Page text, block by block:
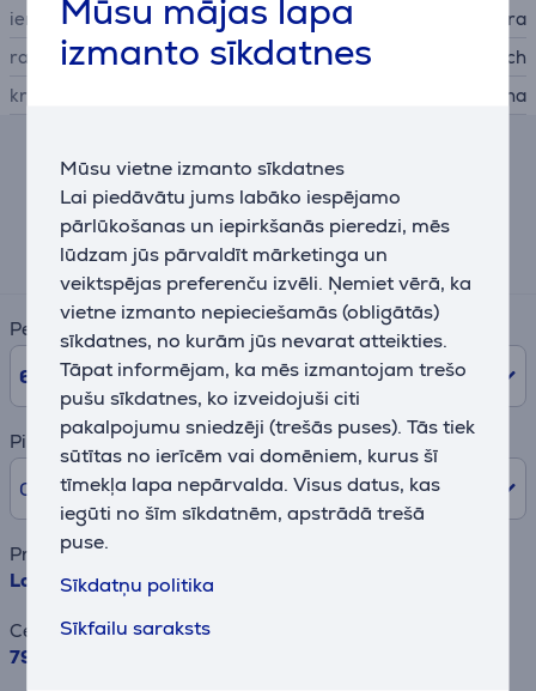
Mūsu mājas lapa
izmanto sīkdatnes
Mūsu vietne izmanto sīkdatnes
Lai piedāvātu jums labāko iespējamo
pārlūkošanas un iepirkšanās pieredzi, mēs
lūdzam jūs pārvaldīt mārketinga un
veiktspējas preferenču izvēli. Ņemiet vērā, ka
vietne izmanto nepieciešamās (obligātās)
sīkdatnes, no kurām jūs nevarat atteikties.
Tāpat informējam, ka mēs izmantojam trešo
pušu sīkdatnes, ko izveidojuši citi
pakalpojumu sniedzēji (trešās puses). Tās tiek
sūtītas no ierīcēm vai domēniem, kurus šī
tīmekļa lapa nepārvalda. Visus datus, kas
iegūti no šīm sīkdatnēm, apstrādā trešā
puse.
Sīkdatņu politika
Sīkfailu saraksts
ierīces veids
bezvadu klaviatūra
ražotājs
Logitech
krāsa
melna
Līzinga un nomas kalkulators
Aptuvens ikmēneša maksājums
15 €
Periods
6 mēn.
Pirmā iemaksa
0% /0,00 €
Preces nosaukums
Logitech ERGO K860, US, melna - Bezvadu klaviatūra
Cena
79.99 €